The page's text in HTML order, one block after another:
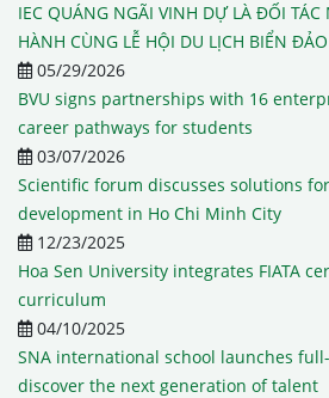
IEC QUÁNG NGÃI VINH DỰ LÀ ĐỐI
HÀNH CÙNG LỄ HỘI DU LỊCH BIỂN
05/29/2026
BVU signs partnerships with 16
career pathways for students
03/07/2026
Scientific forum discusses solutions
development in Ho Chi Minh City
12/23/2025
Hoa Sen University integrates FIATA
curriculum
04/10/2025
SNA international school launches
discover the next generation of talent